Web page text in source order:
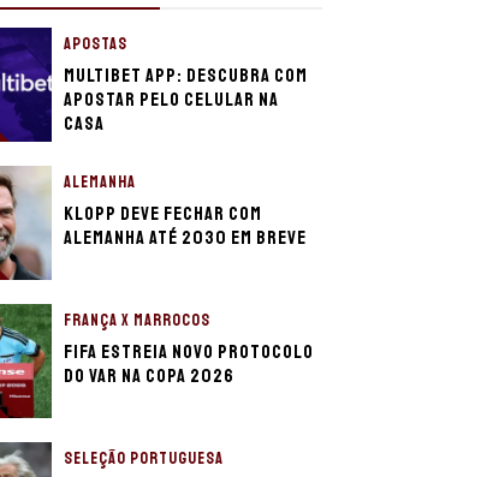
APOSTAS
Multibet app: descubra com
apostar pelo celular na
casa
ALEMANHA
Klopp deve fechar com
Alemanha até 2030 em breve
FRANÇA X MARROCOS
Fifa estreia novo protocolo
do VAR na Copa 2026
SELEÇÃO PORTUGUESA